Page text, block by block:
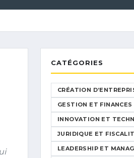
CATÉGORIES
CRÉATION
GESTION ET FINANCES
INNOVATION ET
JURIDIQUE ET
LEADERSHIP ET